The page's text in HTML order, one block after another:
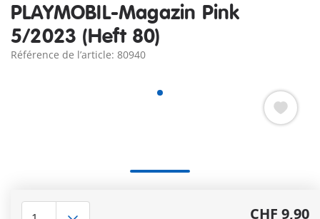
PLAYMOBIL-Magazin Pink
5/2023 (Heft 80)
Référence de l’article: 80940
CHF 9,90